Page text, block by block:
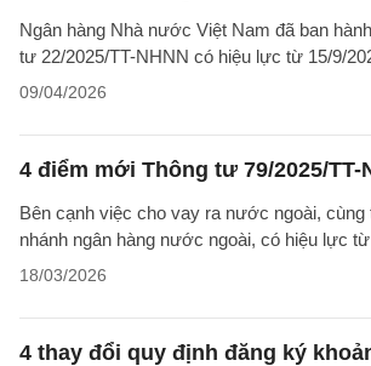
Ngân hàng Nhà nước Việt Nam đã ban
tư 22/2025/TT-NHNN có hiệu lực từ 15/9/
09/04/2026
4 điểm mới Thông tư 79/2025/
Bên cạnh việc cho vay ra nước ngoài,
nhánh ngân hàng nước ngoài, có hiệu lực
18/03/2026
4 thay đổi quy định đăng ký